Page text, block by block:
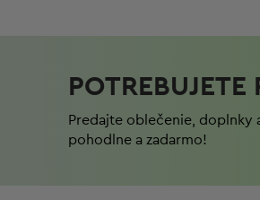
Predajte oblečenie, doplnky
pohodlnе a zadarmo!